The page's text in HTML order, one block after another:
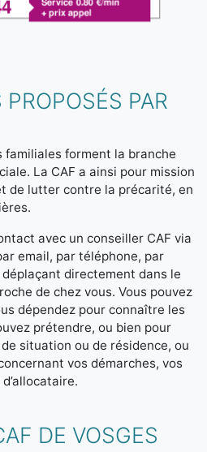
PAR
familiales forment la branche
La CAF a ainsi pour mission
de lutter contre la précarité, en
avec un conseiller CAF via
email, par téléphone, par
directement dans le
de chez vous. Vous pouvez
dépendez pour connaître les
prétendre, ou bien pour
situation ou de résidence, ou
vos démarches, vos
DE VOSGES